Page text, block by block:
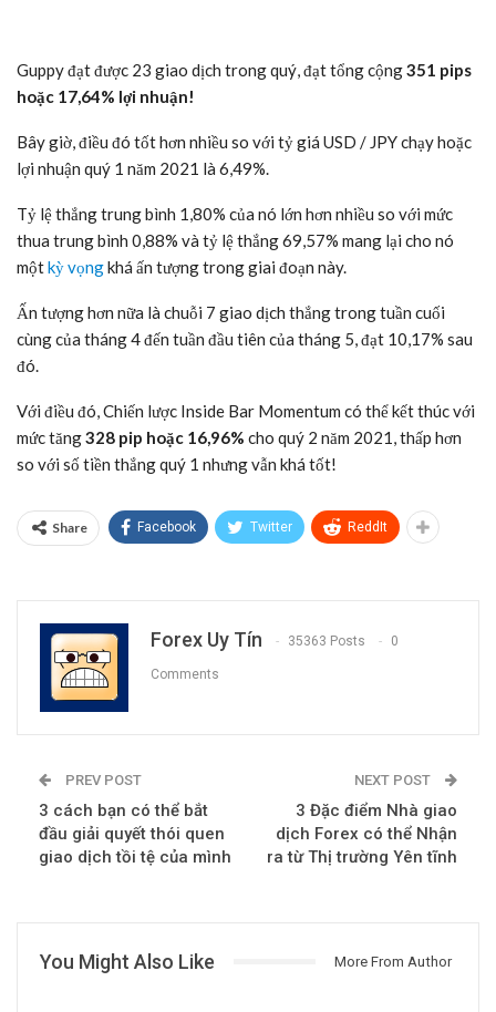
Guppy đạt được 23 giao dịch trong quý, đạt tổng cộng351 pips
hoặc 17,64% lợi nhuận!
Bây giờ, điều đó tốt hơn nhiều so với tỷ giá USD / JPY chạy hoặc
lợi nhuận quý 1 năm 2021 là 6,49%.
Tỷ lệ thắng trung bình 1,80% của nó lớn hơn nhiều so với mức
thua trung bình 0,88% và tỷ lệ thắng 69,57% mang lại cho nó
mộtkỳ vọngkhá ấn tượng trong giai đoạn này.
Ấn tượng hơn nữa là chuỗi 7 giao dịch thắng trong tuần cuối
cùng của tháng 4 đến tuần đầu tiên của tháng 5, đạt 10,17% sau
đó.
Với điều đó, Chiến lược Inside Bar Momentum có thể kết thúc với
mức tăng328 pip hoặc 16,96% cho quý 2 năm 2021, thấp hơn
so với số tiền thắng quý 1 nhưng vẫn khá tốt!
Share Facebook Twitter ReddIt
Forex Uy Tín 35363 Posts 0
Comments
PREV POST
3 cách bạn có thể bắt
đầu giải quyết thói quen
giao dịch tồi tệ của mình
NEXT POST
3 Đặc điểm Nhà giao
dịch Forex có thể Nhận
ra từ Thị trường Yên tĩnh
You Might Also Like More From Author